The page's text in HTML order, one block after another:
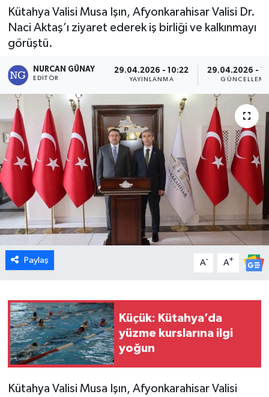
Kütahya Valisi Musa Işın, Afyonkarahisar Valisi Dr.
Naci Aktaş’ı ziyaret ederek iş birliği ve kalkınmayı
görüştü.
NURCAN GÜNAY
EDITÖR
29.04.2026 - 10:22
YAYINLANMA
29.04.2026 -
GÜNCELLEME
Paylaş A- A+
Küçük: Kütahya’da
yüzme kurslarına ilgi
yoğun
Kütahya Valisi Musa Işın, Afyonkarahisar Valisi
Domaniç
Eğitim
Ekonomi
Emet
Foto Galeri
Gediz
Genel
Gündem
Hisarcık
İlçeler
Köşe Yazıları